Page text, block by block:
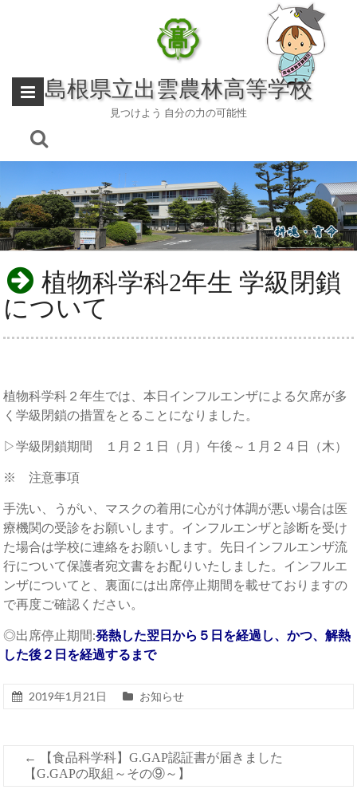
島根県立出雲農林高等学校
見つけよう 自分の力の可能性
植物科学科2年生 学級閉鎖
について
植物科学科２年生では、本日インフルエンザによる欠席が多
く学級閉鎖の措置をとることになりました。
▷学級閉鎖期間 １月２１日（月）午後～１月２４日（木）
※ 注意事項
手洗い、うがい、マスクの着用に心がけ体調が悪い場合は医
療機関の受診をお願いします。インフルエンザと診断を受け
た場合は学校に連絡をお願いします。先日インフルエンザ流
行について保護者宛文書をお配りいたしました。インフルエ
ンザについてと、裏面には出席停止期間を載せておりますの
で再度ご確認ください。
◎出席停止期間:発熱した翌日から５日を経過し、かつ、解熱
した後２日を経過するまで
2019年1月21日 お知らせ
←
【食品科学科】G.GAP認証書が届きました
【G.GAPの取組～その⑨～】